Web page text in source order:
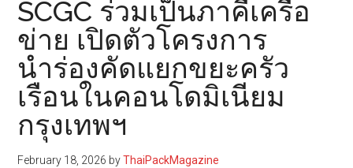
SCGC ร่วมเป็นภาคีเครือ
ข่าย เปิดตัวโครงการ
นำร่องคัดแยกขยะครัว
เรือนในคอนโดมิเนียม
กรุงเทพฯ
February 18, 2026 byThaiPackMagazine